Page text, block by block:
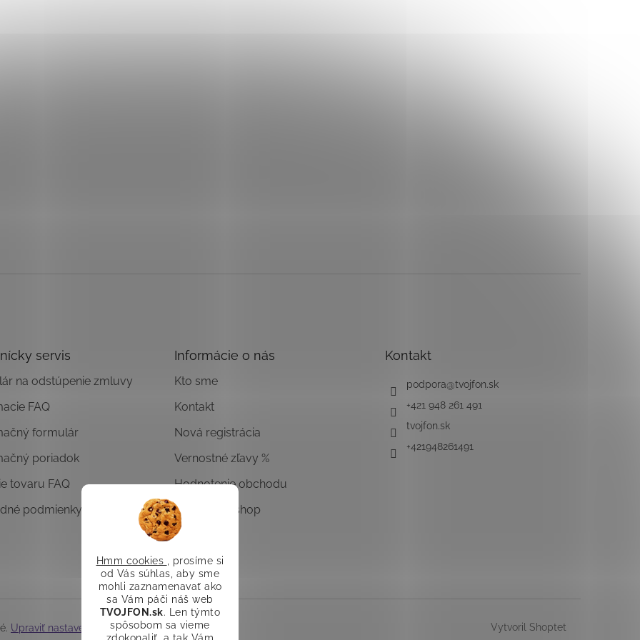
Hmm cookies
, prosíme si
od Vás súhlas, aby sme
mohli zaznamenavať ako
sa Vám páči náš web
TVOJFON.sk. Len týmto
spôsobom sa vieme
servis
na odstúpenie zmluvy
FAQ
formulár
poriadok
tovaru FAQ
podmienky
Informácie o nás
Kto sme
Kontakt
Nová registrácia
Vernostné zľavy %
Hodnotenie obchodu
Overený E-shop
Kontakt
podpora@tvojfon.sk
+421 948 261 491
tvojfon.sk
+421948261491
Vytvoril Shoptet
Upraviť nastavenie cookies